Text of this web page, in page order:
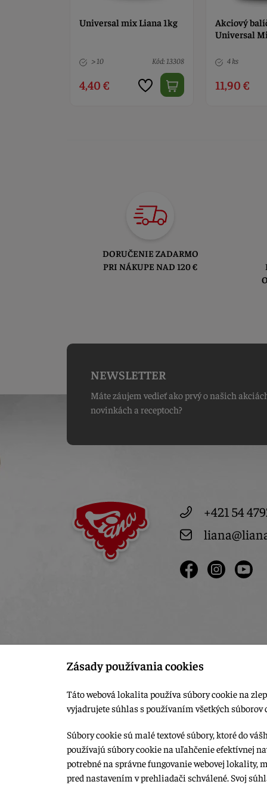
Universal mix Liana 1kg
> 10 Kód: 13308
4,40 €
Akciový
Universal
4 ks
11,90 €
DORUČENIE ZADARMO
PRI NÁKUPE NAD 120 €
NEWSLETTER
Máte záujem vedieť ako prvý o našich
novinkách a receptoch?
+421 54
© 2015-2026, LIANA GOLIAŠ s.r.o. všetky práva vyhradené.
Upraviť nastavenia Cookies
Zásady používania cookies
Táto webová lokalita používa súbory cookie na
vyjadrujete súhlas s používaním všetkých
Súbory cookie sú malé textové súbory, ktoré do
používajú súbory cookie na uľahčenie efektívnej
potrebné na správne fungovanie webovej lokality,
pred nastavením v prehliadači schválené. Svoj